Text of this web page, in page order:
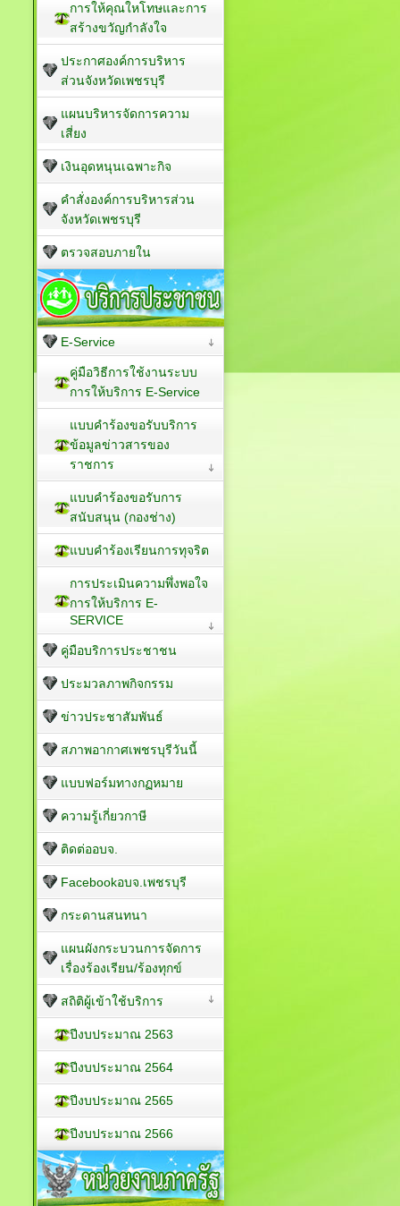
การให้คุณใหโทษและการ
สร้างขวัญกำลังใจ
ประกาศองค์การบริหาร
ส่วนจังหวัดเพชรบุรี
แผนบริหารจัดการความ
เสี่ยง
เงินอุดหนุนเฉพาะกิจ
คำสั่งองค์การบริหารส่วน
จังหวัดเพชรบุรี
ตรวจสอบภายใน
E-Service
คู่มือวิธีการใช้งานระบบ
การให้บริการ E-Service
แบบคำร้องขอรับบริการ
ข้อมูลข่าวสารของ
ราชการ
แบบคำร้องขอรับการ
สนับสนุน (กองช่าง)
แบบคำร้องเรียนการทุจริต
การประเมินความพึ่งพอใจ
การให้บริการ E-
SERVICE
คู่มือบริการประชาชน
ประมวลภาพกิจกรรม
ข่าวประชาสัมพันธ์
สภาพอากาศเพชรบุรีวันนี้
แบบฟอร์มทางกฏหมาย
ความรู้เกี่ยวกาษี
ติดต่ออบจ.
Facebookอบจ.เพชรบุรี
กระดานสนทนา
แผนผังกระบวนการจัดการ
เรื่องร้องเรียน/ร้องทุกข์
สถิติผู้เข้าใช้บริการ
ปีงบประมาณ 2563
ปีงบประมาณ 2564
ปีงบประมาณ 2565
ปีงบประมาณ 2566